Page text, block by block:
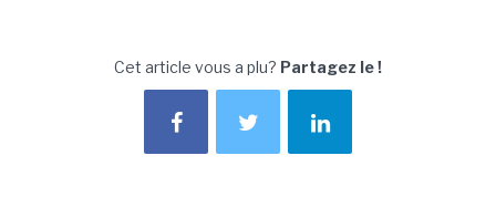
Cet article vous a plu? Partagez le !